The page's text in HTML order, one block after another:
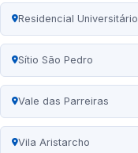
Residencial Universitário
Sítio São Pedro
Vale das Parreiras
Vila Aristarcho